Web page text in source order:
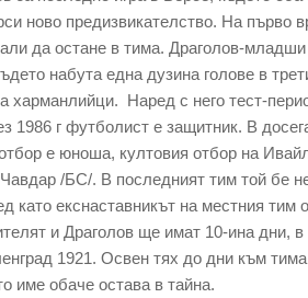
ново предизвикателство. На първо
да остане в тима. Драголов-
набута една дузина голове в
харманлийци. Наред с него тест-
1986 г футболист е защитник. В
е юноша, култовия отбор на
/БС/. В последният тим той бе
като екснаставникът на местния тим
и Драголов ще имат 10-ина дни,
1921. Освен тях до дни към
име обаче остава в тайна.